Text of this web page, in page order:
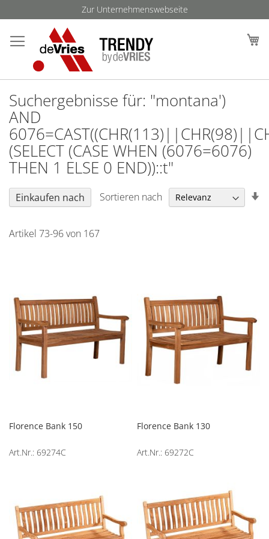
Inhalt
Zur Unternehmenswebseite
Suchergebnisse für: "montana')
AND
(SELECT (CASE WHEN (6076=6076)
THEN 1 ELSE 0 END))::t"
Artikel 73-96von 167
Sortieren nach
Florence Bank 150
Art.Nr.: 69274C
Florence Bank 130
Art.Nr.: 69272C
Einkaufen nach